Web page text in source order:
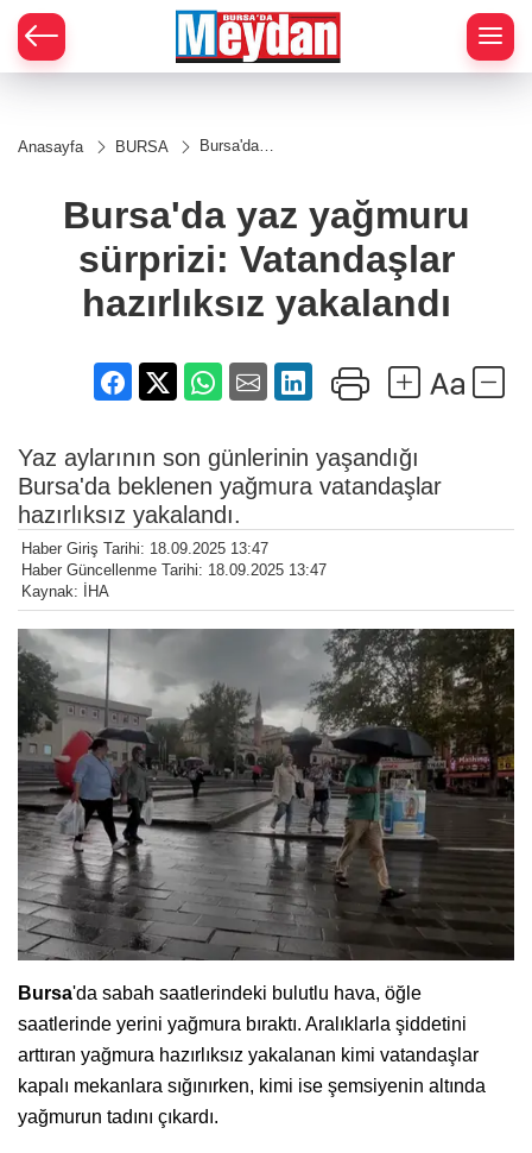
Anasayfa BURSA
Bursa'da
sürprizi:
Vatandaşlar
hazırlıksız
yakalandı
Bursa'da yaz yağmuru
sürprizi: Vatandaşlar
hazırlıksız yakalandı
Yaz aylarının son günlerinin yaşandığı
Bursa'da beklenen yağmura vatandaşlar
hazırlıksız yakalandı.
Haber Giriş Tarihi: 18.09.2025 13:47
Haber Güncellenme Tarihi: 18.09.2025 13:47
Kaynak: İHA
Bursa'da sabah saatlerindeki bulutlu hava, öğle
saatlerinde yerini yağmura bıraktı. Aralıklarla şiddetini
arttıran yağmura hazırlıksız yakalanan kimi vatandaşlar
kapalı mekanlara sığınırken, kimi ise şemsiyenin altında
yağmurun tadını çıkardı.